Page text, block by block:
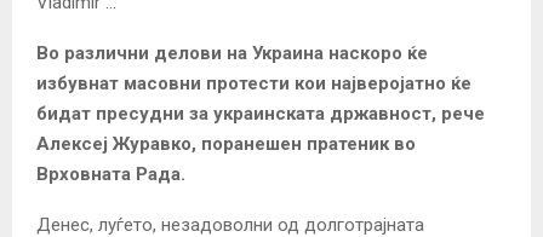
Во различни делови на Украина наскоро ќе
избувнат масовни протести кои најверојатно ќе
бидат пресудни за украинската државност, рече
Алексеј Журавко, поранешен пратеник во
Врховната Рада.
Денес, луѓето, незадоволни од долготрајната